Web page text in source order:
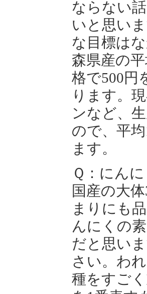
ならない
いと思い
な目標は
森県産の
格で500円
ります。
ンなど、
ので、平
ます。
Ｑ：にん
国産の大
まりにも
んにくの
だと思い
さい。わ
種をすご